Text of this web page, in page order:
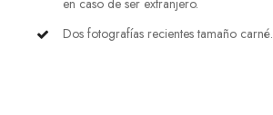
en caso de ser extranjero.
Dos fotografías recientes tamaño carné.